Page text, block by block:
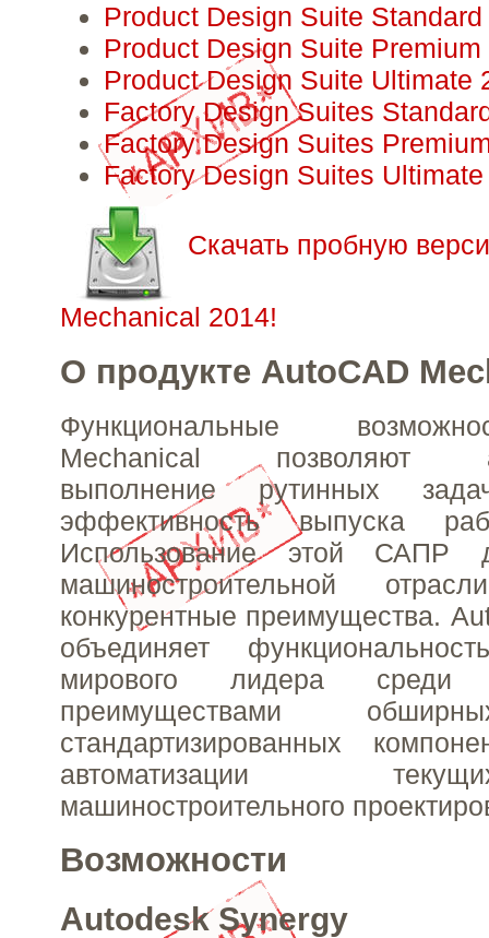
Product Design Suite
Product Design Suite Premium
Product Design Suite Ultimate
Factory Design Suites
Factory Design Suites
Factory Design Suites
Скачать пробную
Mechanical 2014!
О продукте AutoCAD
Функциональные
Mechanical позволяют
выполнение рутинных
эффективность выпуска
Использование этой САПР
машиностроительной
конкурентные преимущества.
объединяет
мирового лидера
преимуществами
стандартизированных
автоматизации
машиностроительного
Возможности
Autodesk Synergy